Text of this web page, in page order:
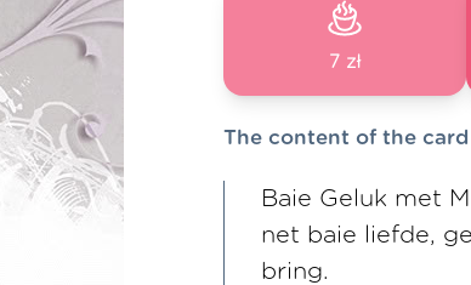
7 zł
The content of the card
Baie Geluk met
net baie liefde,
bring.